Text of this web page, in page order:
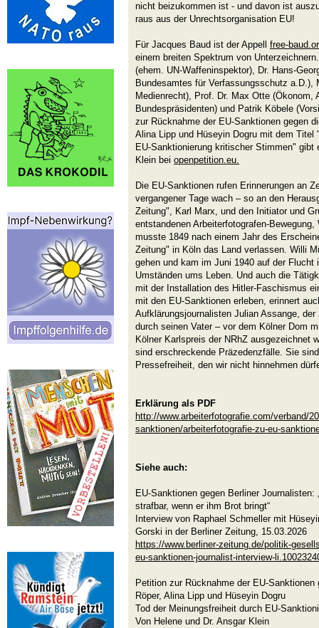
nicht beizukommen ist - und davon ist
raus aus der Unrechtsorganisation EU!
Für Jacques Baud ist der Appell free-
einem breiten Spektrum von
(ehem. UN-Waffeninspektor), Dr. Hans-
Bundesamtes für Verfassungsschutz a.D.),
Medienrecht), Prof. Dr. Max Otte (Ökonom,
Bundespräsidenten) und Patrik Köbele
zur Rücknahme der EU-Sanktionen gegen
Alina Lipp und Hüseyin Dogru mit dem Titel
EU-Sanktionierung kritischer Stimmen" gibt
Klein bei openpetition.eu.
Die EU-Sanktionen rufen Erinnerungen an
vergangener Tage wach – so an den
Zeitung", Karl Marx, und den Initiator und
entstandenen Arbeiterfotografen-
musste 1849 nach einem Jahr des
Zeitung" in Köln das Land verlassen. Willi
gehen und kam im Juni 1940 auf der Flucht
Umständen ums Leben. Und auch die
mit der Installation des Hitler-Faschismus
mit den EU-Sanktionen erleben, erinnert
Aufklärungsjournalisten Julian Assange,
durch seinen Vater – vor dem Kölner Dom
Kölner Karlspreis der NRhZ ausgezeichnet
sind erschreckende Präzedenzfälle. Sie
Pressefreiheit, den wir nicht hinnehmen
Erklärung als PDF
http://www.arbeiterfotografie.com/verband/
sanktionen/arbeiterfotografie-zu-eu-
Siehe auch:
EU-Sanktionen gegen Berliner
strafbar, wenn er ihm Brot bringt“
Interview von Raphael Schmeller mit
Gorski in der Berliner Zeitung, 15.03.2026
https://www.berliner-zeitung.de/politik-
eu-sanktionen-journalist-interview-
Petition zur Rücknahme der EU-
Röper, Alina Lipp und Hüseyin Dogru
Tod der Meinungsfreiheit durch EU-
Von Helene und Dr. Ansgar Klein